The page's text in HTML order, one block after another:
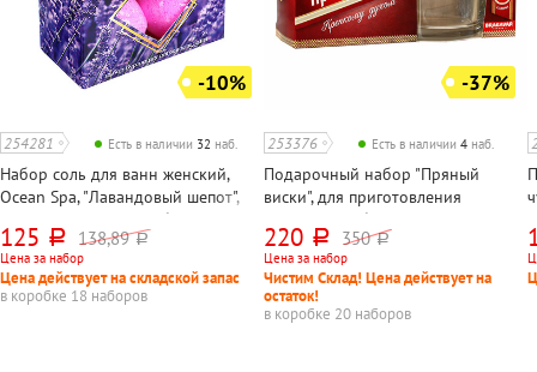
-10%
254281 Есть в наличии 32 наб.
Набор соль для ванн женский,
Ocean Spa, "Лавандовый шепот",
4шт по 40 г, парфюм, бурлящий
шар
125 руб. 138,89 руб.
Цена за набор
Цена действует на складской запас
в коробке 18 наборов
-37%
253376 Есть в наличии 4 наб.
Подарочный набор "Пряный
виски", для приготовления
настойки: набор трав и специй 19
г, стакан 250 мл, камни 4 шт
220 руб. 350 руб.
Цена за набор
Чистим Склад! Цена действует на
остаток!
в коробке 20 наборов